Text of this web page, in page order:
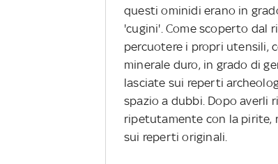
questi ominidi erano in
'cugini'. Come scoperto dal
percuotere i propri utensili,
minerale duro, in grado di
lasciate sui reperti
spazio a dubbi. Dopo averli
ripetutamente con la pirite,
sui reperti originali.